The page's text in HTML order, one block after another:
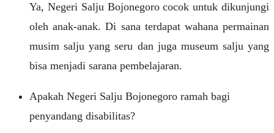
Ya, Negeri Salju Bojonegoro cocok untuk dikunjungi
oleh anak-anak. Di sana terdapat wahana permainan
musim salju yang seru dan juga museum salju yang
bisa menjadi sarana pembelajaran.
Apakah Negeri Salju Bojonegoro ramah bagi
penyandang disabilitas?